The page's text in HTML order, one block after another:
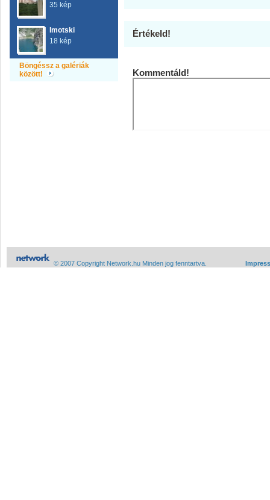
35 kép
Imotski
18 kép
Böngéssz a galériák
között!
Értékeld!
Kommentáld!
© 2007 Copyright Network.hu Minden jog fenntartva.